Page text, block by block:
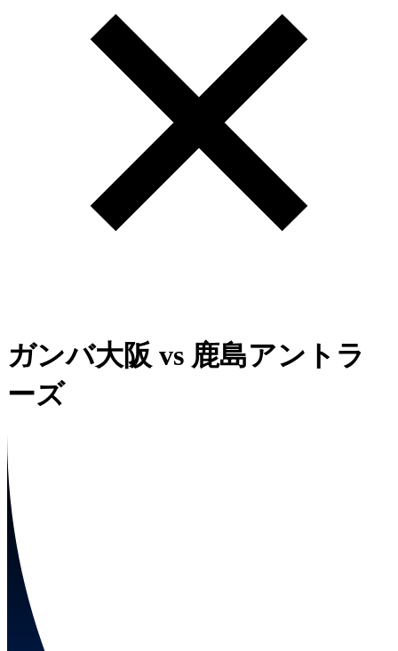
ガンバ大阪 vs 鹿島アントラ
ーズ